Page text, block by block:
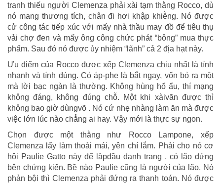
tranh thiếu người Clemenza phải xài tạm thằng Rocco, dù
nó mang thương tích, chân đi hơi khập khiễng. Nó được
cử công tác tiếp xúc với mấy nhà thầu may đồ để tiêu thụ
vải chợ đen và mấy ông công chức phát “bông” mua thực
phẩm. Sau đó nó được ủy nhiệm “lãnh” cả 2 địa hạt này.
Ưu điểm của Rocco được xếp Clemenza chịu nhất là tính
nhanh và tính đúng. Có áp-phe là bắt ngay, vốn bỏ ra một
mà lời bạc ngàn là thường. Không hùng hổ ẩu, thí mạng
không đáng, không đúng chỗ. Một khi xàivăn được thì
không bao giờ dùngvõ . Nó cứ nhẹ nhàng làm ăn mà được
việc lớn lúc nào chẳng ai hay. Vậy mới là thực sự ngon.
Chọn được một thằng như Rocco Lampone, xếp
Clemenza lấy làm thoải mái, yên chí lắm. Phải cho nó cơ
hội Paulie Gatto này để lậpđầu danh trạng , có lão đứng
bên chứng kiến. Bề nào Paulie cũng là người của lão. Nó
phản bội thì Clemenza phải đứng ra thanh toán. Nó được